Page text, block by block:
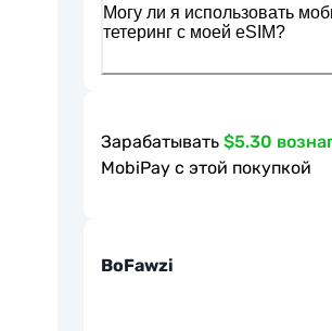
Могу ли я использовать
тетеринг с моей eSIM?
Зарабатывать $5.30
MobiPay с этой покупкой
BoFawzi